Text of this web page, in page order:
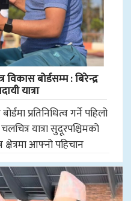
बोर्डसम्म : बिरेन्द्र
यात्रा
प्रतिनिधित्व गर्ने पहिलो
यात्रा सुदूरपश्चिमको
आफ्नो पहिचान